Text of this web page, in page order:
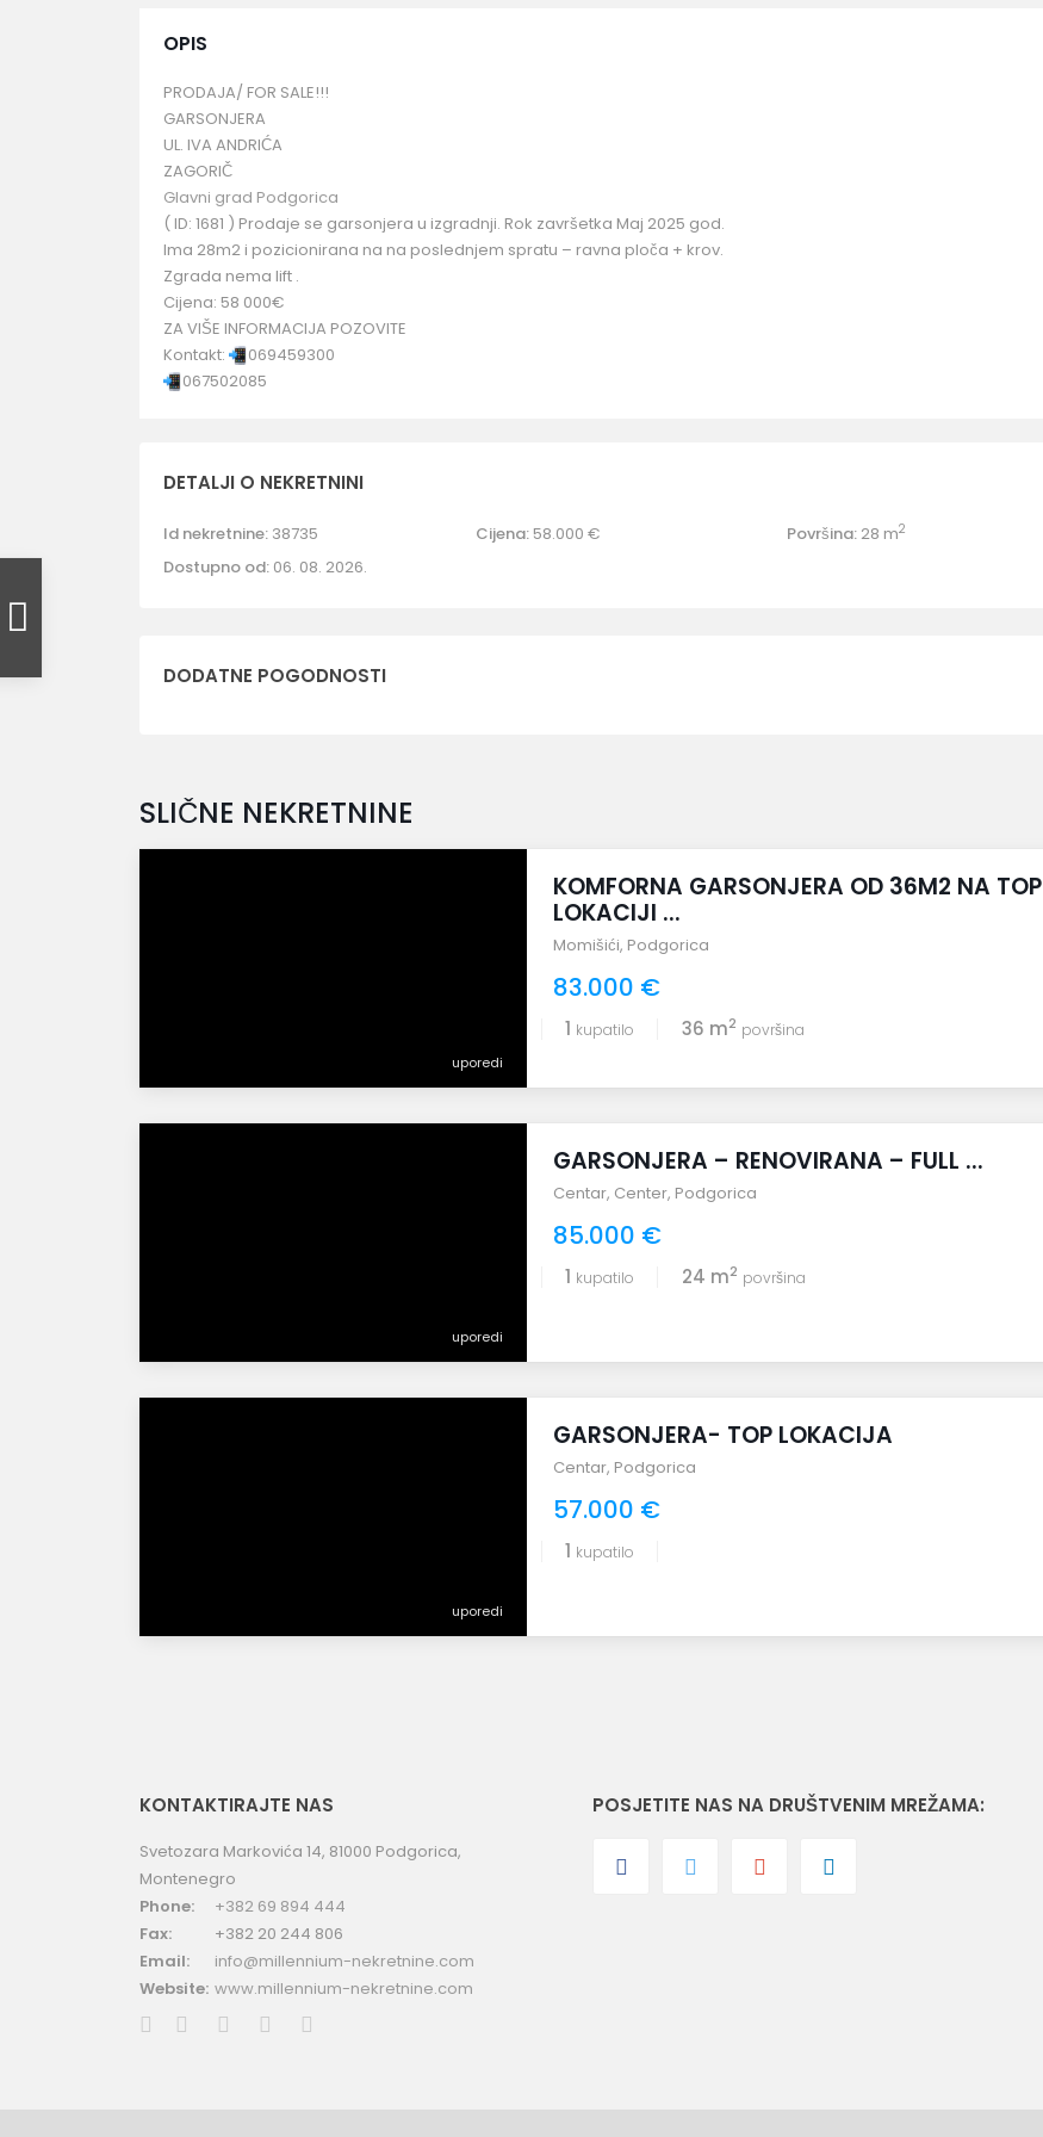
OPIS
PRODAJA/ FOR SALE!!!
GARSONJERA
UL. IVA ANDRIĆA
ZAGORIČ
Glavni grad Podgorica
( ID: 1681 ) Prodaje se garsonjera u izgradnji. Rok završetka Maj 2025 god.
Ima 28m2 i pozicionirana na na poslednjem spratu – ravna ploča + krov.
Zgrada nema lift .
Cijena: 58 000€
ZA VIŠE INFORMACIJA POZOVITE
Kontakt:
069459300
067502085
DETALJI O NEKRETNINI
Id nekretnine: 38735 Cijena: 58.000 € Površina: 28 m2
Dostupno od: 06. 08. 2026.
DODATNE POGODNOSTI
SLIČNE NEKRETNINE
uporedi
KOMFORNA GARSONJERA OD 36M2 NA TOP
LOKACIJI ...
Momišići, Podgorica
83.000 €
1 kupatilo 36 m2 površina
uporedi
GARSONJERA – RENOVIRANA – FULL ...
Centar, Center, Podgorica
85.000 €
1 kupatilo 24 m2 površina
uporedi
GARSONJERA- TOP LOKACIJA
Centar, Podgorica
57.000 €
1 kupatilo
KONTAKTIRAJTE NAS
Svetozara Markovića 14, 81000 Podgorica,
Montenegro
Phone:
+382 69 894 444
Fax:
+382 20 244 806
Email:
info@millennium-nekretnine.com
Website: www.millennium-nekretnine.com
POSJETITE NAS NA DRUŠTVENIM MREŽAMA: